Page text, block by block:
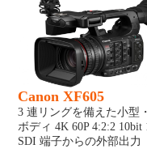
Canon XF605
3 連リングを備えた小型
ボディ 4K 60P 4:2:2 10bit
SDI 端子からの外部出力